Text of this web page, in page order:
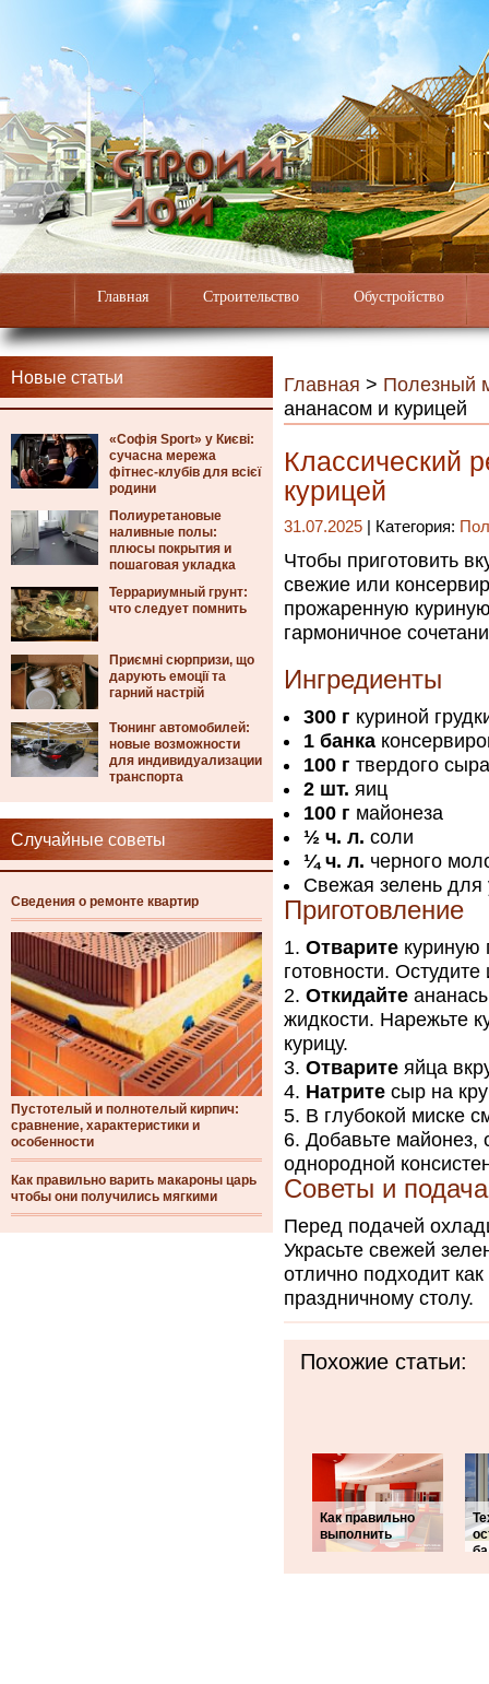
Главная Строительство Обустройство
Новые статьи
«Софія Sport» у Києві:
сучасна мережа
фітнес-клубів для всієї
родини
Полиуретановые
наливные полы:
плюсы покрытия и
пошаговая укладка
Террариумный грунт:
что следует помнить
Приємні сюрпризи, що
дарують емоції та
гарний настрій
Тюнинг автомобилей:
новые возможности
для индивидуализации
транспорта
Случайные советы
Сведения о ремонте квартир
Пустотелый и полнотелый кирпич:
сравнение, характеристики и
особенности
Как правильно варить макароны царь
чтобы они получились мягкими
Главная > Полезный
ананасом и курицей
Классический
курицей
31.07.2025 | Категория:
Чтобы приготовить
свежие или
прожаренную
гармоничное
Ингредиенты
300 г куриной
1 банка
100 г твердого сыра
2 шт. яиц
100 г майонеза
½ ч. л. соли
¼ ч. л. черного
Свежая зелень для
Приготовление
Отварите куриную
готовности.
Откидайте
жидкости. Нарежьте
курицу.
Отварите яйца
Натрите сыр на
В глубокой миске
Добавьте
однородной
Советы и подача
Перед подачей
Украсьте свежей
отлично подходит
праздничному столу.
Похожие статьи:
Как правильно
выполнить